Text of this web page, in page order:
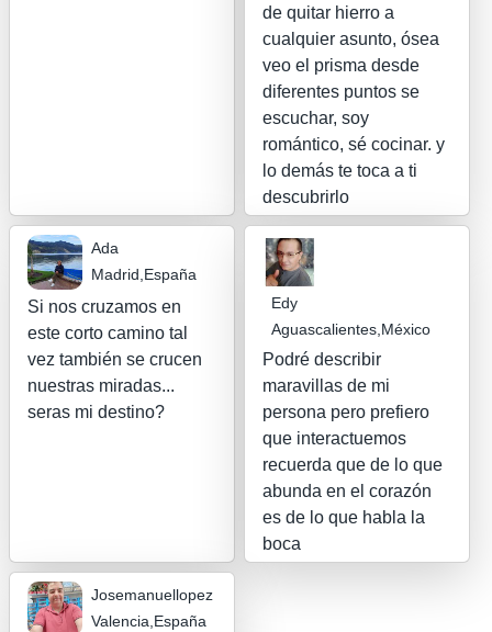
de quitar hierro a
cualquier asunto, ósea
veo el prisma desde
diferentes puntos se
escuchar, soy
romántico, sé cocinar. y
lo demás te toca a ti
descubrirlo
Ada
Madrid,España
Si nos cruzamos en
este corto camino tal
vez también se crucen
nuestras miradas...
seras mi destino?
Edy
Aguascalientes,México
Podré describir
maravillas de mi
persona pero prefiero
que interactuemos
recuerda que de lo que
abunda en el corazón
es de lo que habla la
boca
Josemanuellopez
Valencia,España